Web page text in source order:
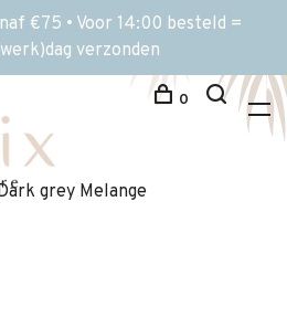
€75 • Voor 14:00 besteld =
verzonden
0
grey Melange